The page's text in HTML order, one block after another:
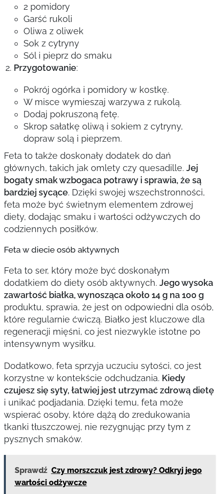
2 pomidory
Garść rukoli
Oliwa z oliwek
Sok z cytryny
Sól i pieprz do smaku
Przygotowanie:
Pokrój ogórka i pomidory w kostkę.
W misce wymieszaj warzywa z rukolą.
Dodaj pokruszoną fetę.
Skrop sałatkę oliwą i sokiem z cytryny,
dopraw solą i pieprzem.
Feta to także doskonały dodatek do dań
głównych, takich jak omlety czy quesadille. Jej
bogaty smak wzbogaca potrawy i sprawia, że są
bardziej sycące. Dzięki swojej wszechstronności,
feta może być świetnym elementem zdrowej
diety, dodając smaku i wartości odżywczych do
codziennych posiłków.
Feta w diecie osób aktywnych
Feta to ser, który może być doskonałym
dodatkiem do diety osób aktywnych. Jego wysoka
zawartość białka, wynosząca około 14 g na 100 g
produktu, sprawia, że jest on odpowiedni dla osób,
które regularnie ćwiczą. Białko jest kluczowe dla
regeneracji mięśni, co jest niezwykle istotne po
intensywnym wysiłku.
Dodatkowo, feta sprzyja uczuciu sytości, co jest
korzystne w kontekście odchudzania. Kiedy
czujesz się syty, łatwiej jest utrzymać zdrową dietę
i unikać podjadania. Dzięki temu, feta może
wspierać osoby, które dążą do zredukowania
tkanki tłuszczowej, nie rezygnując przy tym z
pysznych smaków.
Sprawdź Czy morszczuk jest zdrowy? Odkryj jego
wartości odżywcze